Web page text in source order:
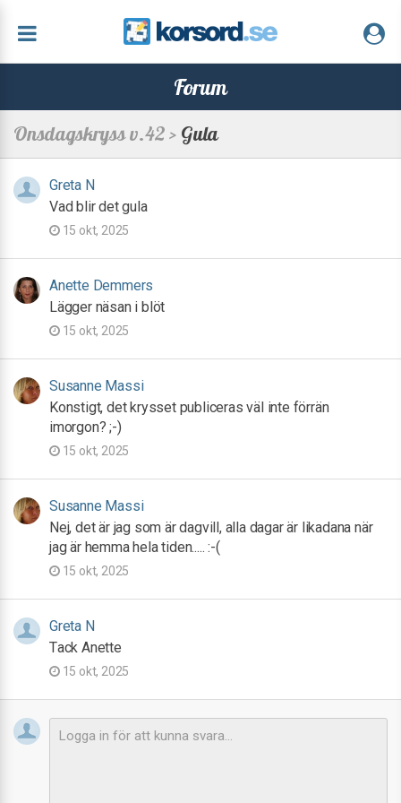
Forum
Onsdagskryss v.42 > Gula
Greta N
Vad blir det gula
15 okt, 2025
Anette Demmers
Lägger näsan i blöt
15 okt, 2025
Susanne Massi
Konstigt, det krysset publiceras väl inte förrän
imorgon? ;-)
15 okt, 2025
Susanne Massi
Nej, det är jag som är dagvill, alla dagar är likadana när
jag är hemma hela tiden..... :-(
15 okt, 2025
Greta N
Tack Anette
15 okt, 2025